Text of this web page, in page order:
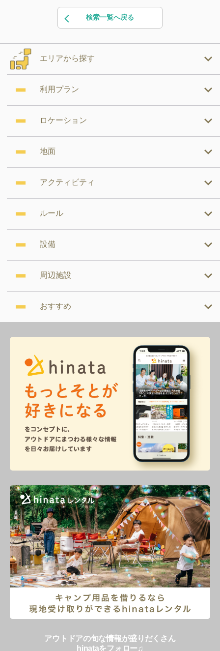
検索一覧へ戻る
エリアから探す
利用プラン
ロケーション
地面
アクティビティ
ルール
設備
周辺施設
おすすめ
アウトドアの旬な情報が盛りだくさん
hinataをフォロー♫